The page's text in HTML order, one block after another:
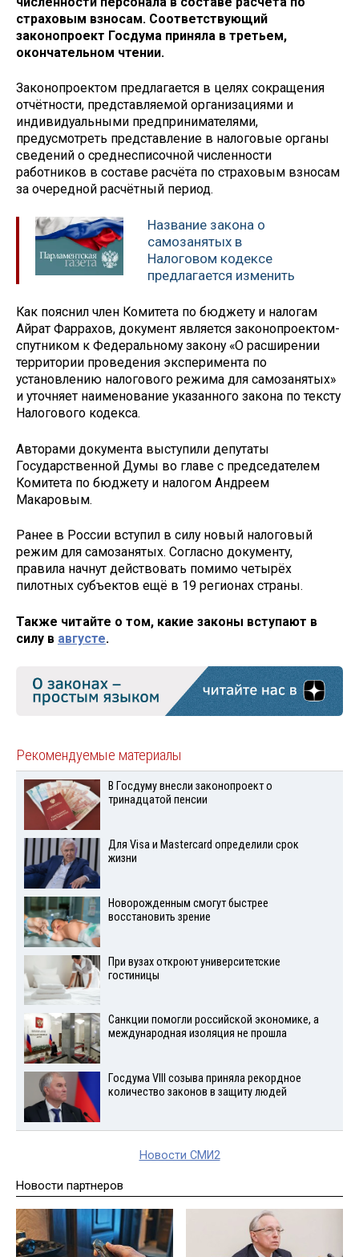
страховым взносам. Соответствующий
законопроект Госдума приняла в третьем,
окончательном чтении.
Законопроектом предлагается в целях сокращения
отчётности, представляемой организациями и
индивидуальными предпринимателями,
предусмотреть представление в налоговые органы
сведений о среднесписочной численности
работников в составе расчёта по страховым взносам
за очередной расчётный период.
Название закона о
самозанятых в
Налоговом кодексе
предлагается изменить
Как пояснил член Комитета по бюджету и налогам
Айрат Фаррахов, документ является законопроектом-
спутником к Федеральному закону «О расширении
территории проведения эксперимента по
установлению налогового режима для самозанятых»
и уточняет наименование указанного закона по тексту
Налогового кодекса.
Авторами документа выступили депутаты
Государственной Думы во главе с председателем
Комитета по бюджету и налогом Андреем
Макаровым.
Ранее в России вступил в силу новый налоговый
режим для самозанятых. Согласно документу,
правила начнут действовать помимо четырёх
пилотных субъектов ещё в 19 регионах страны.
Также читайте о том, какие законы вступают в
силу в августе.
Рекомендуемые материалы
В Госдуму внесли законопроект о
тринадцатой пенсии
Для Visа и Mastercard определили срок
жизни
Новорожденным смогут быстрее
восстановить зрение
При вузах откроют университетские
гостиницы
Санкции помогли российской экономике, а
международная изоляция не прошла
Госдума VIII созыва приняла рекордное
количество законов в защиту людей
Новости СМИ2
Новости партнеров